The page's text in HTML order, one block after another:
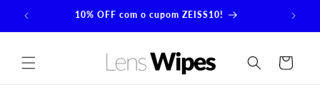
para o
10% OFF com o cupom ZEISS10!
Carrinho